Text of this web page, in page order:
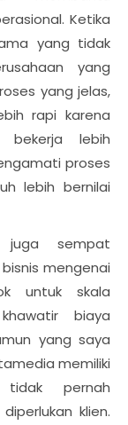
Ketika
yang tidak
yang
yang jelas,
rapi karena
bekerja lebih
proses
lebih bernilai
juga sempat
mengenai
untuk skala
biaya
yang saya
memiliki
tidak pernah
klien.